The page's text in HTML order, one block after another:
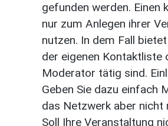
gefunden werden. Einen
nur zum Anlegen ihrer
nutzen. In dem Fall
der eigenen Kontaktliste
Moderator tätig sind.
Geben Sie dazu einfach
das Netzwerk aber nicht
Soll Ihre Veranstaltung